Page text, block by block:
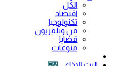
الكل
اقتصاد
تكنولوجيا
فن وتلفزيون
قضايا
منوعات